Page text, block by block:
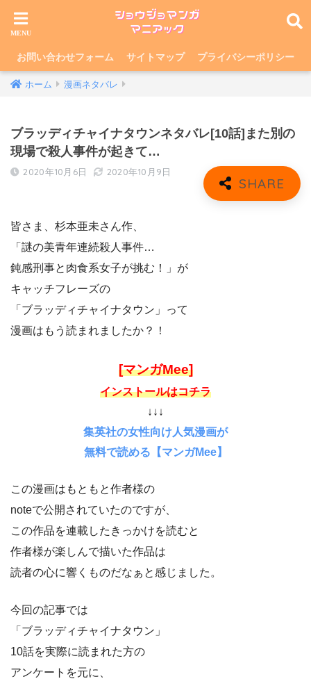
お問い合わせフォーム サイトマップ プライバシーポリシー
ホーム 漫画ネタバレ
ブラッディチャイナタウンネタバレ[10話]また別の
現場で殺人事件が起きて…
2020年10月6日 2020年10月9日
皆さま、杉本亜未さん作、
「謎の美青年連続殺人事件…
鈍感刑事と肉食系女子が挑む！」が
キャッチフレーズの
「ブラッディチャイナタウン」って
漫画はもう読まれましたか？！
[マンガMee]
インストールはコチラ
↓↓↓
集英社の女性向け人気漫画が
無料で読める【マンガMee】
この漫画はもともと作者様の
noteで公開されていたのですが、
この作品を連載したきっかけを読むと
作者様が楽しんで描いた作品は
読者の心に響くものだなぁと感じました。
今回の記事では
「ブラッディチャイナタウン」
10話を実際に読まれた方の
アンケートを元に、